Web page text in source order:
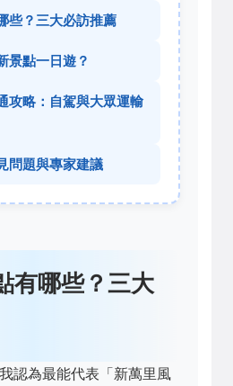
些？三大必訪推薦
景點一日遊？
攻略：自駕與大眾運輸
問題與專家建議
有哪些？三大
認為最能代表「新萬里風